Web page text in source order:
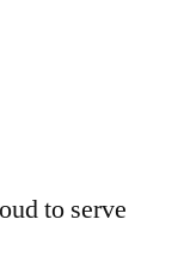
to serve